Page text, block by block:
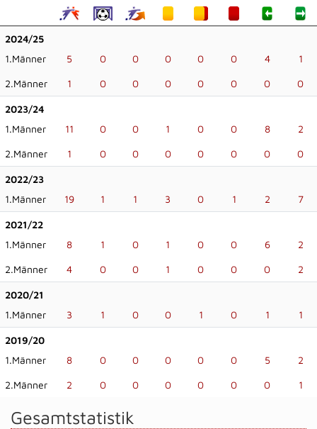
2024/25
1.Männer
5 0 0 0 0 0 4 1
2.Männer 1 0 0 0 0 0 0 0
2023/24
1.Männer
11 0 0 1 0 0 8 2
2.Männer 1 0 0 0 0 0 0 0
2022/23
1.Männer
19 1 1 3 0 1 2 7
2021/22
1.Männer
8 1 0 1 0 0 6 2
2.Männer 4 0 0 1 0 0 0 2
2020/21
1.Männer
3 1 0 0 1 0 1 1
2019/20
1.Männer
8 0 0 0 0 0 5 2
2.Männer 2 0 0 0 0 0 0 1
Gesamtstatistik